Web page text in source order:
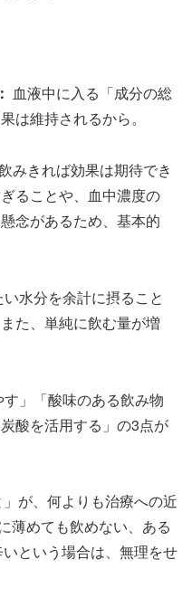
血液中に入る「成分の総
は維持されるから。
みきれば効果は期待でき
ることや、血中濃度の
念があるため、基本的
水分を余計に摂ること
た、単純に飲む量が増
す」「酸味のある飲み物
酸を活用する」の3点が
が、何よりも治療への近
薄めても飲めない、ある
という場合は、無理をせ